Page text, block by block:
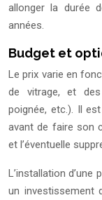
allonger la durée
années.
Budget et
Le prix varie en
de vitrage, et
poignée, etc.). Il
avant de faire son
et l’éventuelle
L’installation
un investissement